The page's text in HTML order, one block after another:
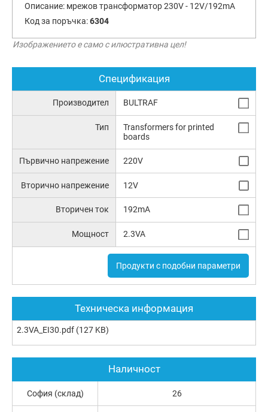
Описание: мрежов трансформатор 230V - 12V/192mA
Код за поръчка:6304
Изображението е само с илюстративна цел!
Спецификация
Производител BULTRAF
Тип
Transformers for printed
boards
Първично напрежение 220V
Вторично напрежение 12V
Вторичен ток 192mA
Мощност 2.3VA
Продукти с подобни параметри
Техническа информация
2.3VA_EI30.pdf (127 KB)
Наличност
София (склад) 26